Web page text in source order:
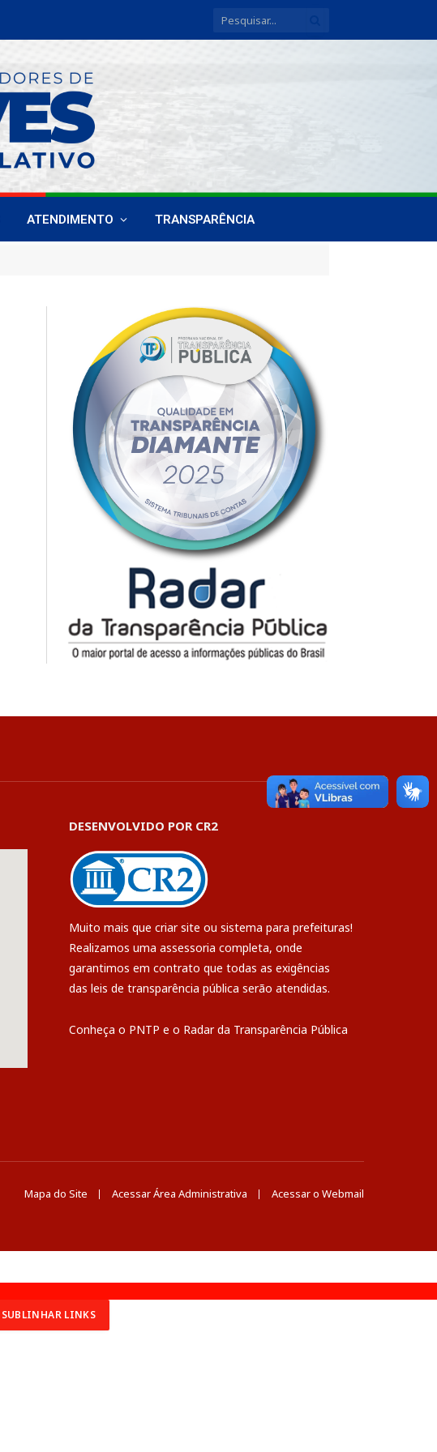
ATENDIMENTO TRANSPARÊNCIA
DESENVOLVIDO POR CR2
Muito mais que criar site ou sistema para prefeituras!
Realizamos uma assessoria completa, onde
garantimos em contrato que todas as exigências
das leis de transparência pública serão atendidas.
Conheça o PNTP e o Radar da Transparência Pública
Mapa do Site Acessar Área Administrativa Acessar o Webmail
SUBLINHAR LINKS